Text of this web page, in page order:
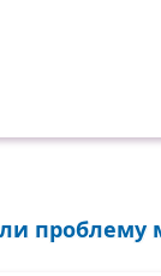
проблему